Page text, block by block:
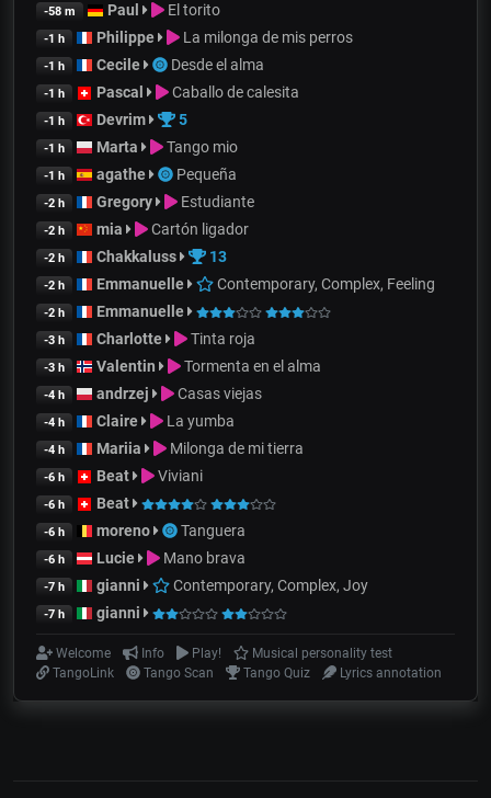
-58 m Paul El torito
-1 h Philippe La milonga de mis perros
-1 h Cecile Desde el alma
-1 h Pascal Caballo de calesita
-1 h Devrim 5
-1 h Marta Tango mio
-1 h agathe Pequeña
-2 h Gregory Estudiante
-2 h mia Cartón ligador
-2 h Chakkaluss 13
-2 h Emmanuelle Contemporary, Complex, Feeling
-2 h Emmanuelle
-3 h Charlotte Tinta roja
-3 h Valentin Tormenta en el alma
-4 h andrzej Casas viejas
-4 h Claire La yumba
-4 h Mariia Milonga de mi tierra
-6 h Beat Viviani
-6 h Beat
-6 h moreno Tanguera
-6 h Lucie Mano brava
-7 h gianni Contemporary, Complex, Joy
-7 h gianni
Welcome Info Play!
Musical personality test
TangoLink
Tango Scan Tango Quiz Lyrics annotation